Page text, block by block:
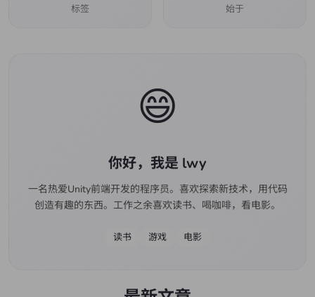
标签 始于
😄
你好，我是 lwy
一名热爱Unity前端开发的程序员。喜欢探索新技术，用代码
创造有趣的东西。工作之余喜欢读书、喝咖啡，看电影。
读书 游戏 电影